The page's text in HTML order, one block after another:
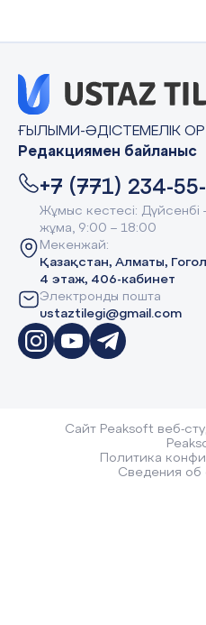
ҒЫЛЫМИ-ӘДІСТЕМЕЛІК
Редакциямен байланыс
+7 (771) 234-
Жұмыс кестесі: Дүйсенбі
жұма, 9:00 – 18:00
Мекенжай:
Қазақстан, Алматы,
4 этаж, 406-кабинет
Электронды пошта
ustaztilegi@gmail.com
Сайт Peaksoft веб-
Политика
Сведения об